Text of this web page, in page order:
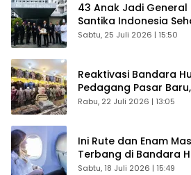
43 Anak Jadi
Santika Indonesia
Sabtu, 25 Juli 2026 | 15:50
Reaktivasi Bandara
Pedagang Pasar
Kembali Ekonomi
Rabu, 22 Juli 2026 | 13:05
Ini Rute dan Enam
Terbang di Bandara
Sabtu, 18 Juli 2026 | 15:49